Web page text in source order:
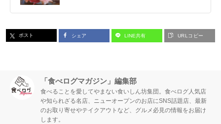
ポスト シェア LINE共有 URLコピー
「食べログマガジン」編集部
食べることを愛してやまない食いしん坊集団。食べログ人気店
や知られざる名店、ニューオープンのお店にSNS話題店、最新
のお取り寄せやテイクアウトなど、グルメ必見の情報をお届け
します。